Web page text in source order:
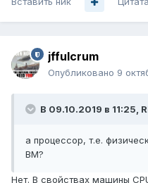
jffulcrum
Опубликовано 9
В 09.10.2019 в 11:25,
а процессор, т.е.
ВМ?
Нет. В свойствах машины